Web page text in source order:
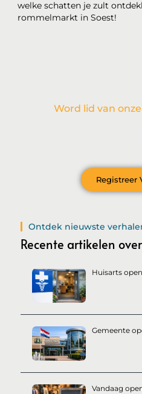
welke schatten je zult
rommelmarkt in Soest!
Word lid van
Registreer
Ontdek nieuwste
Recente artikelen
Huisarts
Gemeente
Vandaag